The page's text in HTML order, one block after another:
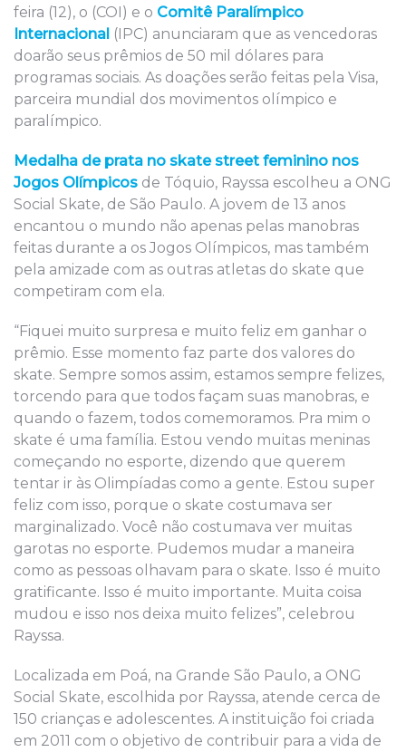
feira (12), o (COI) e o Comitê Paralímpico
Internacional (IPC) anunciaram que as vencedoras
doarão seus prêmios de 50 mil dólares para
programas sociais. As doações serão feitas pela Visa,
parceira mundial dos movimentos olímpico e
paralímpico.
Medalha de prata no skate street feminino nos
Jogos Olímpicos de Tóquio, Rayssa escolheu a ONG
Social Skate, de São Paulo. A jovem de 13 anos
encantou o mundo não apenas pelas manobras
feitas durante a os Jogos Olímpicos, mas também
pela amizade com as outras atletas do skate que
competiram com ela.
“Fiquei muito surpresa e muito feliz em ganhar o
prêmio. Esse momento faz parte dos valores do
skate. Sempre somos assim, estamos sempre felizes,
torcendo para que todos façam suas manobras, e
quando o fazem, todos comemoramos. Pra mim o
skate é uma família. Estou vendo muitas meninas
começando no esporte, dizendo que querem
tentar ir às Olimpíadas como a gente. Estou super
feliz com isso, porque o skate costumava ser
marginalizado. Você não costumava ver muitas
garotas no esporte. Pudemos mudar a maneira
como as pessoas olhavam para o skate. Isso é muito
gratificante. Isso é muito importante. Muita coisa
mudou e isso nos deixa muito felizes”, celebrou
Rayssa.
Localizada em Poá, na Grande São Paulo, a ONG
Social Skate, escolhida por Rayssa, atende cerca de
150 crianças e adolescentes. A instituição foi criada
em 2011 com o objetivo de contribuir para a vida de